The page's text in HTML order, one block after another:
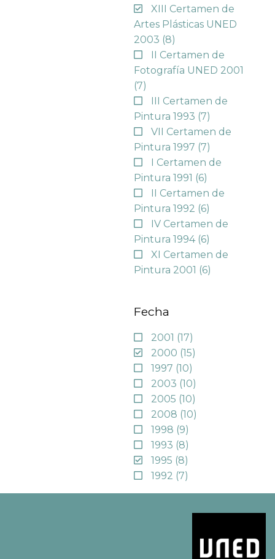
XIII Certamen de
Artes Plásticas UNED
2003 (8)
II Certamen de
Fotografía UNED 2001
(7)
III Certamen de
Pintura 1993 (7)
VII Certamen de
Pintura 1997 (7)
I Certamen de
Pintura 1991 (6)
II Certamen de
Pintura 1992 (6)
IV Certamen de
Pintura 1994 (6)
XI Certamen de
Pintura 2001 (6)
Fecha
2001 (17)
2000 (15)
1997 (10)
2003 (10)
2005 (10)
2008 (10)
1998 (9)
1993 (8)
1995 (8)
1992 (7)